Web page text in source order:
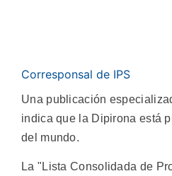
Corresponsal de IPS
Una publicación
indica que la Dipirona está
del mundo.
La "Lista Consolidada de